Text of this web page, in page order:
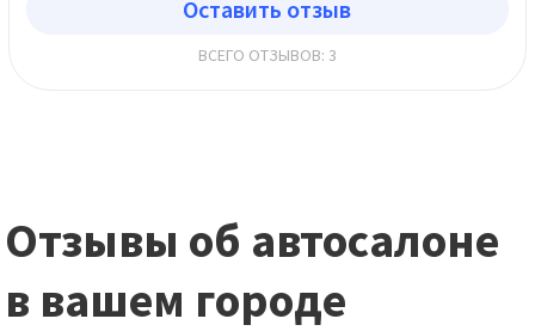
Оставить отзыв
ВСЕГО ОТЗЫВОВ: 3
Отзывы об автосалоне
в вашем городе